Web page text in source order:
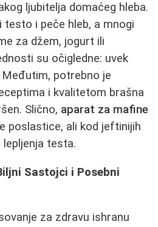
ljubitelja domaćeg hleba.
testo i peče hleb, a mnogi
za džem, jogurt ili
su očigledne: uvek
potrebno je
i kvalitetom brašna
Slično, aparat za mafine
poslastice, ali kod jeftinijih
testa.
Sastojci i Posebni
za zdravu ishranu